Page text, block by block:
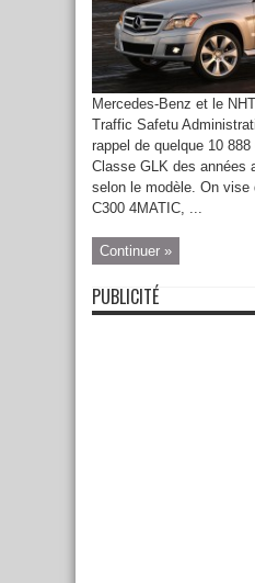
Mercedes-Benz et le
Traffic Safetu
rappel de quelque 10
Classe GLK des années
selon le modèle. On vise
C300 4MATIC, ...
Continuer »
PUBLICITÉ